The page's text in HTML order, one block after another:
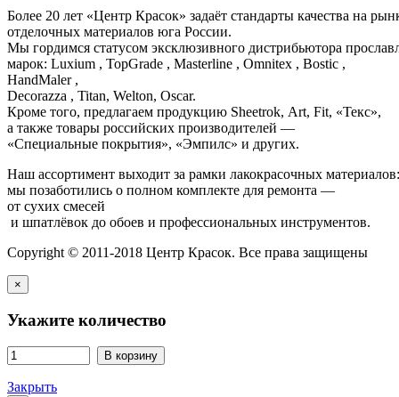
Более 20 лет «Центр Красок» задаёт стандарты качества на
отделочных материалов юга России.
Мы гордимся статусом эксклюзивного дистрибьютора
марок: Luxium , TopGrade , Masterline , Omnitex , Bostic ,
HandMaler ,
Decorazza , Titan, Welton, Oscar.
Кроме того, предлагаем продукцию Sheetrok, Art, Fit, «Текс»,
а также товары российских производителей —
«Специальные покрытия», «Эмпилс» и других.
Наш ассортимент выходит за рамки лакокрасочных
мы позаботились о полном комплекте для ремонта —
от сухих смесей
и шпатлёвок до обоев и профессиональных инструментов.
Copyright © 2011-2018 Центр Красок. Все права защищены
×
Укажите количество
В корзину
Закрыть